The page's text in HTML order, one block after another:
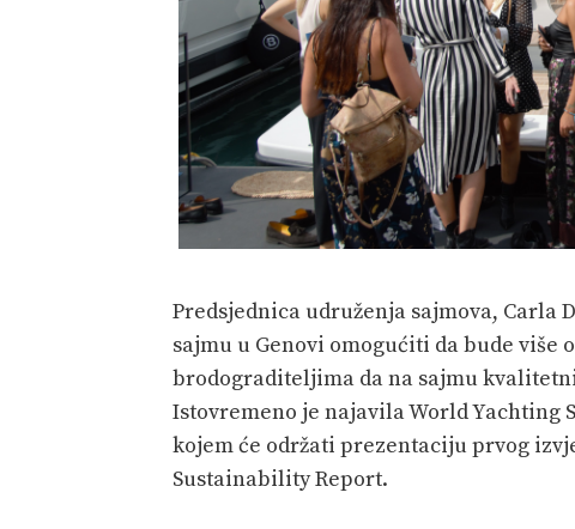
Predsjednica udruženja sajmova, Carla
sajmu u Genovi omogućiti da bude više
brodograditeljima da na sajmu
Istovremeno je najavila World Yachting
kojem će održati prezentaciju prvog
Sustainability Report.